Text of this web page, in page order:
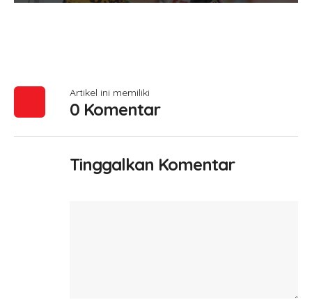
Artikel ini memiliki
0 Komentar
Tinggalkan Komentar